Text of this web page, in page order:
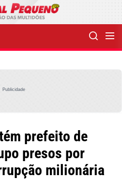
Publicidade
prefeito de
presos por
milionária